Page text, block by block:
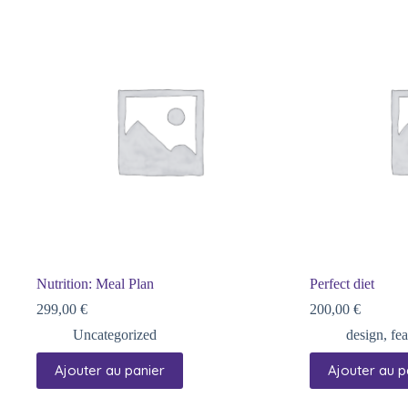
Nutrition: Meal Plan
299,00 €
Uncategorized
Ajouter au panier
Perfect diet
200,00 €
design,
Ajouter au